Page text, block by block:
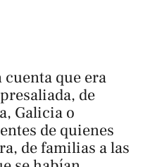
cuenta que era
de
Galicia o
de quienes
de familias a las